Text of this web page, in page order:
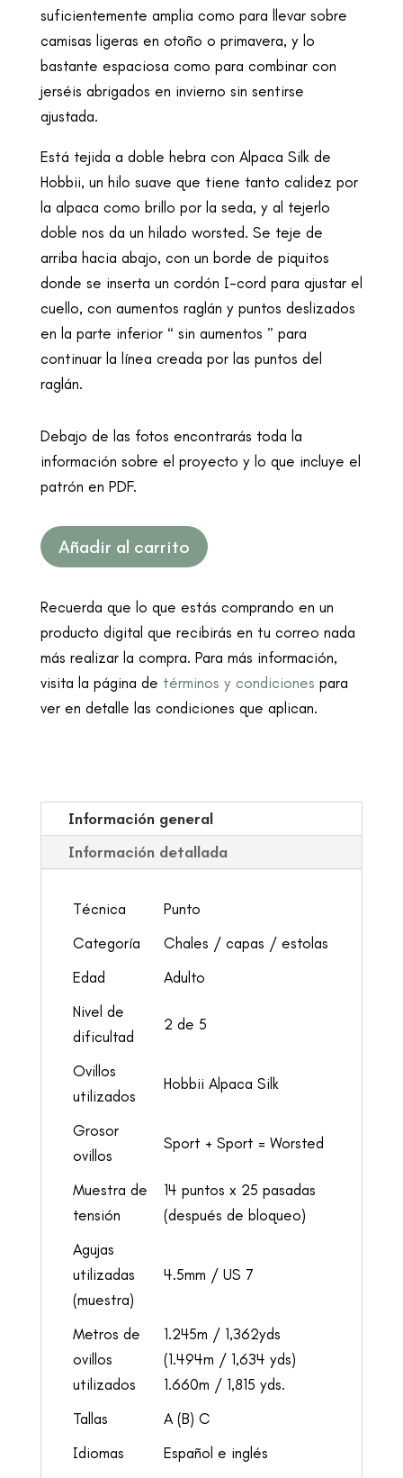
suficientemente amplia como para llevar sobre
camisas ligeras en otoño o primavera, y lo
bastante espaciosa como para combinar con
jerséis abrigados en invierno sin sentirse
ajustada.
Está tejida a doble hebra con Alpaca Silk de
Hobbii, un hilo suave que tiene tanto calidez por
la alpaca como brillo por la seda, y al tejerlo
doble nos da un hilado worsted. Se teje de
arriba hacia abajo, con un borde de piquitos
donde se inserta un cordón I-cord para ajustar el
cuello, con aumentos raglán y puntos deslizados
en la parte inferior “ sin aumentos ” para
continuar la línea creada por las puntos del
raglán.
Debajo de las fotos encontrarás toda la
información sobre el proyecto y lo que incluye el
patrón en PDF.
Añadir al carrito
Recuerda que lo que estás comprando en un
producto digital que recibirás en tu correo nada
más realizar la compra. Para más información,
visita la página de términos y condiciones para
ver en detalle las condiciones que aplican.
Información general
Información detallada
Técnica
Punto
Categoría
Chales / capas / estolas
Edad
Adulto
Nivel de
dificultad
2 de 5
Ovillos
utilizados
Hobbii Alpaca Silk
Grosor
ovillos
Sport + Sport = Worsted
Muestra de
tensión
14 puntos x 25 pasadas
(después de bloqueo)
Agujas
utilizadas
(muestra)
4.5mm / US 7
Metros de
ovillos
utilizados
1.245m / 1,362yds
(1.494m / 1,634 yds)
1.660m / 1,815 yds.
Tallas
A (B) C
Idiomas
Español e inglés